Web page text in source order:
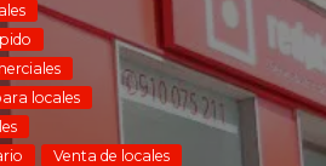
locales
Venta de locales